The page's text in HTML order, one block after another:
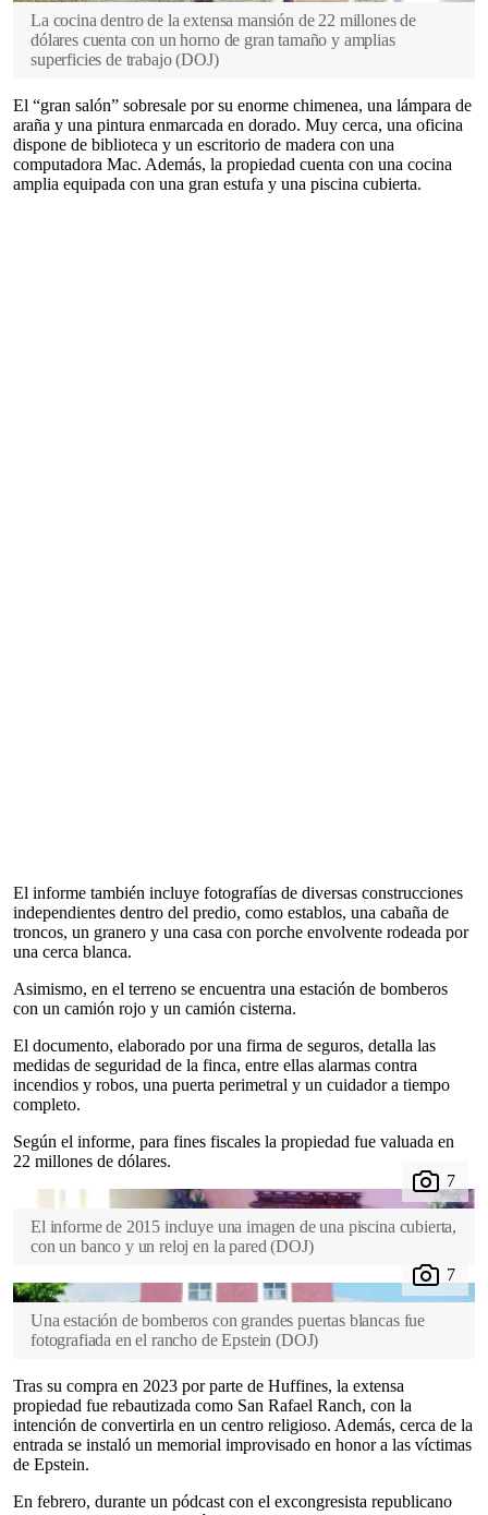
La cocina dentro de la extensa mansión de 22 millones de
dólares cuenta con un horno de gran tamaño y amplias
superficies de trabajo (DOJ)
El “gran salón” sobresale por su enorme chimenea, una lámpara de
araña y una pintura enmarcada en dorado. Muy cerca, una oficina
dispone de biblioteca y un escritorio de madera con una
computadora Mac. Además, la propiedad cuenta con una cocina
amplia equipada con una gran estufa y una piscina cubierta.
El informe también incluye fotografías de diversas construcciones
independientes dentro del predio, como establos, una cabaña de
troncos, un granero y una casa con porche envolvente rodeada por
una cerca blanca.
Asimismo, en el terreno se encuentra una estación de bomberos
con un camión rojo y un camión cisterna.
El documento, elaborado por una firma de seguros, detalla las
medidas de seguridad de la finca, entre ellas alarmas contra
incendios y robos, una puerta perimetral y un cuidador a tiempo
completo.
Según el informe, para fines fiscales la propiedad fue valuada en
22 millones de dólares.
El informe de 2015 incluye una imagen de una piscina cubierta,
con un banco y un reloj en la pared (DOJ)
Una estación de bomberos con grandes puertas blancas fue
fotografiada en el rancho de Epstein (DOJ)
Tras su compra en 2023 por parte de Huffines, la extensa
propiedad fue rebautizada como San Rafael Ranch, con la
intención de convertirla en un centro religioso. Además, cerca de la
entrada se instaló un memorial improvisado en honor a las víctimas
de Epstein.
En febrero, durante un pódcast con el excongresista republicano